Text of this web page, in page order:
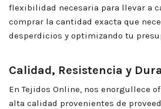
flexibilidad necesaria para llevar a
comprar la cantidad exacta que
desperdicios y optimizando tu
Calidad, Resistencia y
En Tejidos Online, nos enorgullece
alta calidad provenientes de